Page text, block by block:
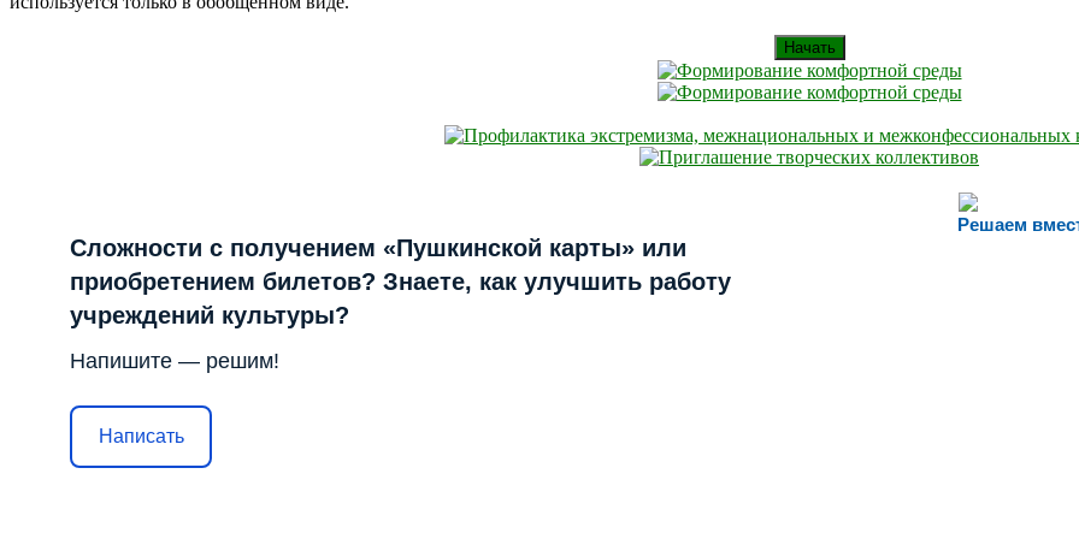
Начать
Решаем
Сложности с получением «Пушкинской карты» или
приобретением билетов? Знаете, как улучшить работу
учреждений культуры?
Напишите — решим!
Написать